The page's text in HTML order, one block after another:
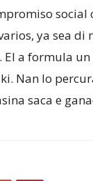
ya sea
El a formula
Nan lo
saca e